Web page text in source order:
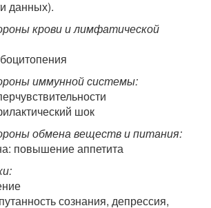
данных).
крови и лимфатической
иммунной системы:
шок
обмена веществ и питания:
повышение аппетита
сознания, депрессия,